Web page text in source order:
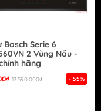
- 55%
Bosch Serie 6
2 Vùng Nấu -
hãng
13.590.000₫